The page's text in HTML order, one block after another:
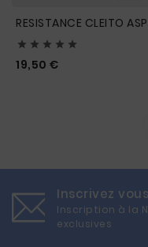
RESISTANCE CLEITO
    
19,50 €
Inscrivez
Inscription à la
exclusives